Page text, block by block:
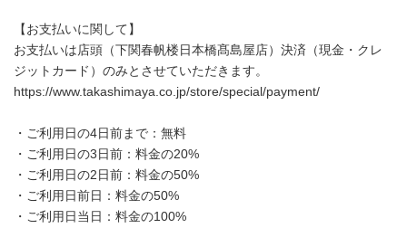
【お支払いに関して】
お支払いは店頭（下関春帆楼日本橋髙島屋店）決済（現金・クレ
ジットカード）のみとさせていただきます。
https://www.takashimaya.co.jp/store/special/payment/
・ご利用日の4日前まで：無料
・ご利用日の3日前：料金の20%
・ご利用日の2日前：料金の50%
・ご利用日前日：料金の50%
・ご利用日当日：料金の100%